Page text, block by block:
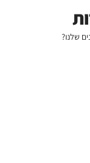
שלנו?